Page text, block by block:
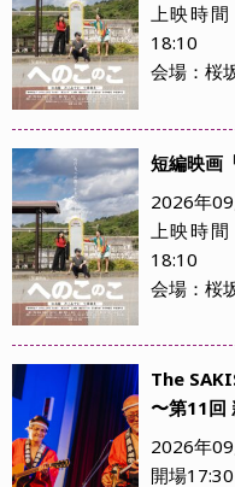
上映時
18:10
会場：桜
短編映画
2026年09
上映時
18:10
会場：桜
The
〜第11回
2026年09
開場